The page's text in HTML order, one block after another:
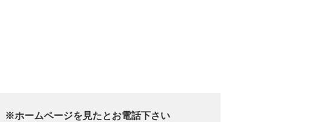
※ホームページを見たとお電話下さい